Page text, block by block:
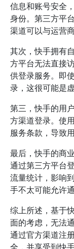
信息和账号安全
身份。第三方平
渠道可以与运营
其次，快手拥有
方平台无法直接
供登录服务。即
录，这很可能是
第三，快手的用
方渠道登录。使
服务条款，导致
最后，快手的商
通过第三方平台
流量统计，影响
手不太可能允许
综上所述，基于
面的考虑，无法
通过官方渠道注